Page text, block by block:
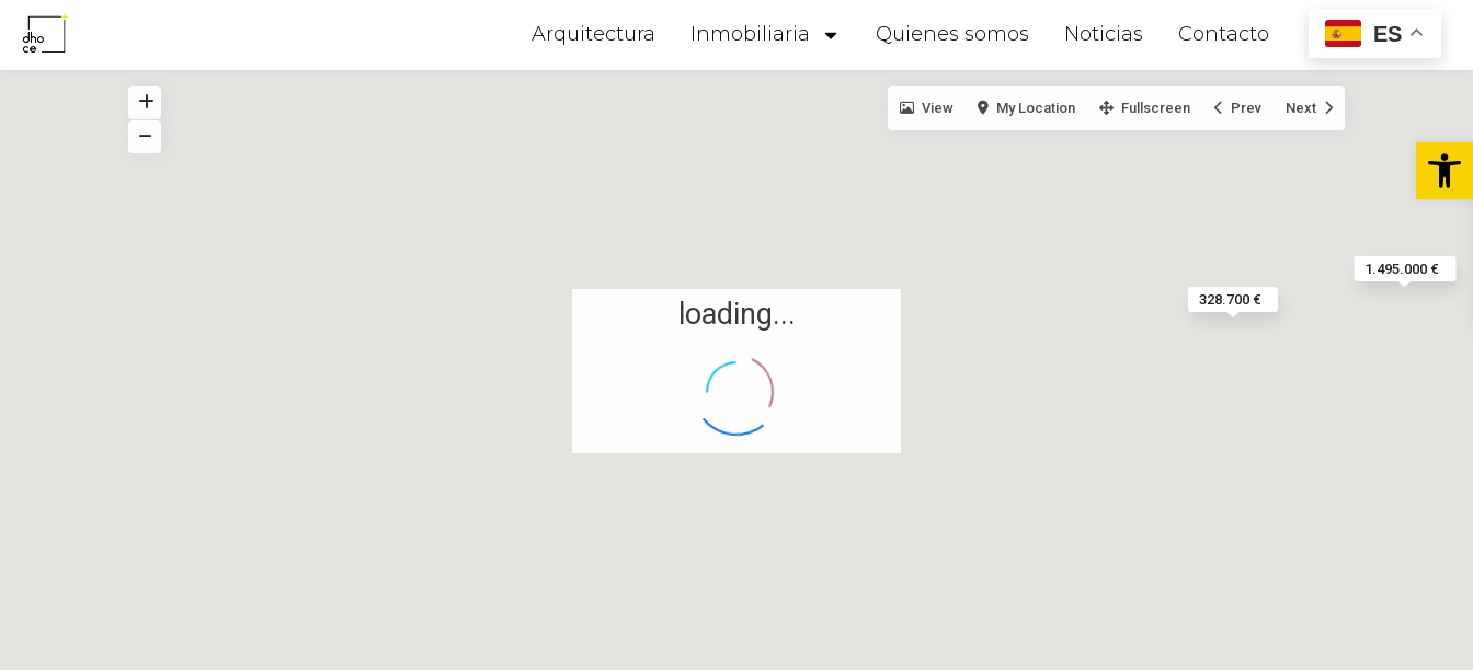
Arquitectura Inmobiliaria Quienes somos Noticias Contacto ES
1.495.000 €
328.700 €
loading...
View My Location Fullscreen Prev Next